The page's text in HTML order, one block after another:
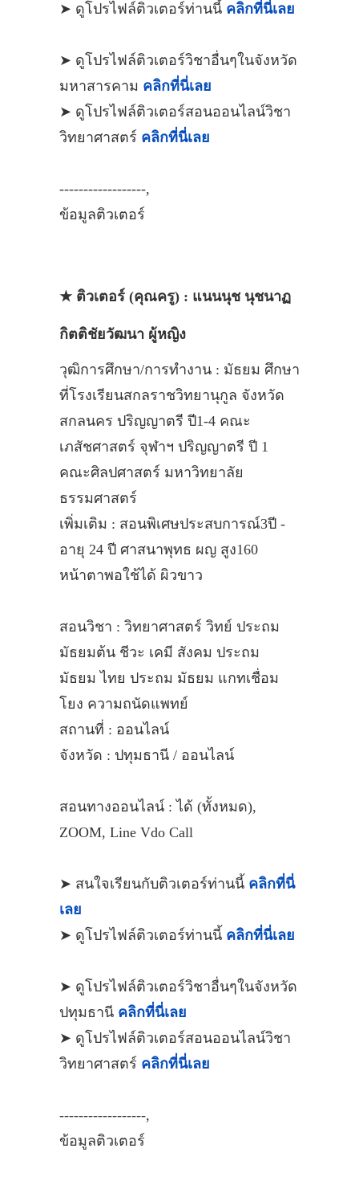
➤ ดูโปรไฟล์ติวเตอร์ท่านนี้ คลิกที่นี่เลย
➤ ดูโปรไฟล์ติวเตอร์วิชาอื่นๆในจังหวัด
มหาสารคาม คลิกที่นี่เลย
➤ ดูโปรไฟล์ติวเตอร์สอนออนไลน์วิชา
วิทยาศาสตร์ คลิกที่นี่เลย
------------------,
ข้อมูลติวเตอร์
★ ติวเตอร์ (คุณครู) : แนนนุช นุชนาฏ
กิตติชัยวัฒนา ผู้หญิง
วุฒิการศึกษา/การทำงาน : มัธยม ศึกษา
ที่โรงเรียนสกลราชวิทยานุกูล จังหวัด
สกลนคร ปริญญาตรี ปี1-4 คณะ
เภสัชศาสตร์ จุฬาฯ ปริญญาตรี ปี 1
คณะศิลปศาสตร์ มหาวิทยาลัย
ธรรมศาสตร์
เพิ่มเติม : สอนพิเศษประสบการณ์3ปี -
อายุ 24 ปี ศาสนาพุทธ ผญ สูง160
หน้าตาพอใช้ได้ ผิวขาว
สอนวิชา : วิทยาศาสตร์ วิทย์ ประถม
มัธยมต้น ชีวะ เคมี สังคม ประถม
มัธยม ไทย ประถม มัธยม แกทเชื่อม
โยง ความถนัดแพทย์
สถานที่ : ออนไลน์
จังหวัด : ปทุมธานี / ออนไลน์
สอนทางออนไลน์ : ได้ (ทั้งหมด),
ZOOM, Line Vdo Call
➤ สนใจเรียนกับติวเตอร์ท่านนี้ คลิกที่นี่
เลย
➤ ดูโปรไฟล์ติวเตอร์ท่านนี้ คลิกที่นี่เลย
➤ ดูโปรไฟล์ติวเตอร์วิชาอื่นๆในจังหวัด
ปทุมธานี คลิกที่นี่เลย
➤ ดูโปรไฟล์ติวเตอร์สอนออนไลน์วิชา
วิทยาศาสตร์ คลิกที่นี่เลย
------------------,
ข้อมูลติวเตอร์